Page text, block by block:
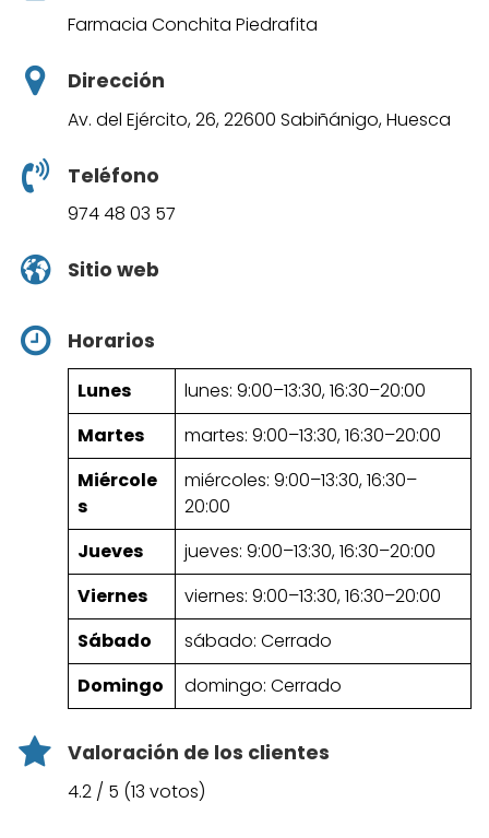
Farmacia Conchita Piedrafita
Dirección
Av. del Ejército, 26, 22600 Sabiñánigo, Huesca
Teléfono
974 48 03 57
Sitio web
Horarios
Lunes
lunes: 9:00–13:30, 16:30–20:00
Martes
martes: 9:00–13:30, 16:30–20:00
Miércole
s
miércoles: 9:00–13:30, 16:30–
20:00
Jueves
jueves: 9:00–13:30, 16:30–20:00
Viernes
viernes: 9:00–13:30, 16:30–20:00
Sábado
sábado: Cerrado
Domingo
domingo: Cerrado
Valoración de los clientes
4.2 / 5 (13 votos)